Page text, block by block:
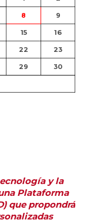
8 9
15 16
22 23
29 30
y la
Plataforma
que propondrá